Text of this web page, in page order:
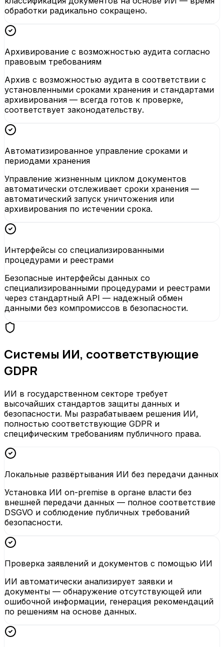
обработки радикально сокращено.
Архивирование с возможностью аудита согласно
правовым требованиям
Архив с возможностью аудита в соответствии с
установленными сроками хранения и стандартами
архивирования — всегда готов к проверке,
соответствует законодательству.
Автоматизированное управление сроками и
периодами хранения
Управление жизненным циклом документов
автоматически отслеживает сроки хранения —
автоматический запуск уничтожения или
архивирования по истечении срока.
Интерфейсы со специализированными
процедурами и реестрами
Безопасные интерфейсы данных со
специализированными процедурами и реестрами
через стандартный API — надежный обмен
данными без компромиссов в безопасности.
Системы ИИ, соответствующие
GDPR
ИИ в государственном секторе требует
высочайших стандартов защиты данных и
безопасности. Мы разрабатываем решения ИИ,
полностью соответствующие GDPR и
специфическим требованиям публичного права.
Локальные развёртывания ИИ без передачи данных
Установка ИИ on-premise в органе власти без
внешней передачи данных — полное соответствие
DSGVO и соблюдение публичных требований
безопасности.
Проверка заявлений и документов с помощью ИИ
ИИ автоматически анализирует заявки и
документы — обнаружение отсутствующей или
ошибочной информации, генерация рекомендаций
по решениям на основе данных.